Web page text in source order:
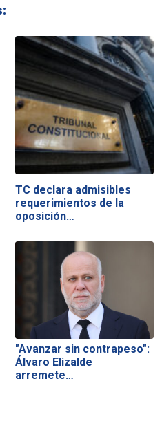
TC declara admisibles
requerimientos de la
oposición…
"Avanzar sin contrapeso":
Álvaro Elizalde
arremete…